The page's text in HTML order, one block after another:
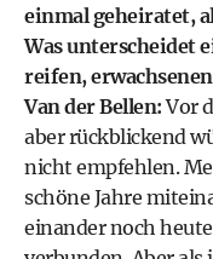
einmal geheiratet,
Was unterscheidet
reifen,
Van der Bellen:Vor
aber rückblickend
nicht empfehlen.
schöne Jahre
einander noch